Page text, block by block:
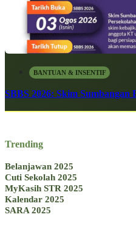
BANTUAN & INSENTIF
SBBS 2026: Skim
Trending
Belanjawan 2025
Cuti Sekolah 2025
MyKasih STR 2025
Kalendar 2025
SARA 2025